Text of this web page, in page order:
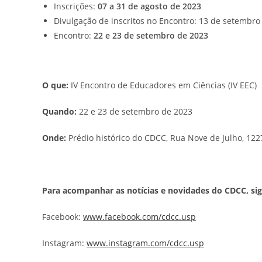
Inscrições: 07 a 31 de agosto de 2023
Divulgação de inscritos no Encontro: 13 de
Encontro: 22 e 23 de setembro de 2023
O que: IV Encontro de Educadores em Ciências (IV EEC)
Quando: 22 e 23 de setembro de 2023
Onde: Prédio histórico do CDCC, Rua Nove de Julho,
Para acompanhar as notícias e novidades do CDCC,
Facebook: www.facebook.com/cdcc.usp
Instagram: www.instagram.com/cdcc.usp